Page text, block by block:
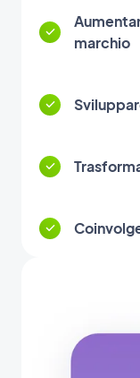
marchio